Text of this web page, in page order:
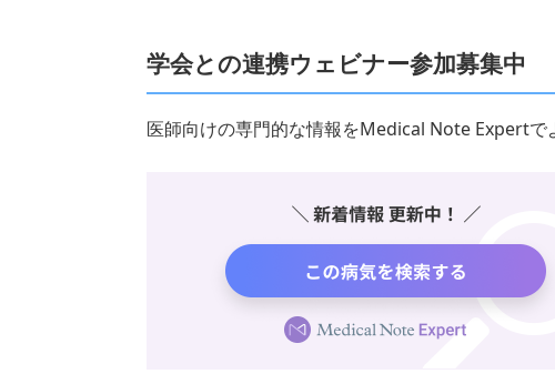
学会との連携ウェビナー参加募集中
医師向けの専門的な情報をMedical Note Expertで